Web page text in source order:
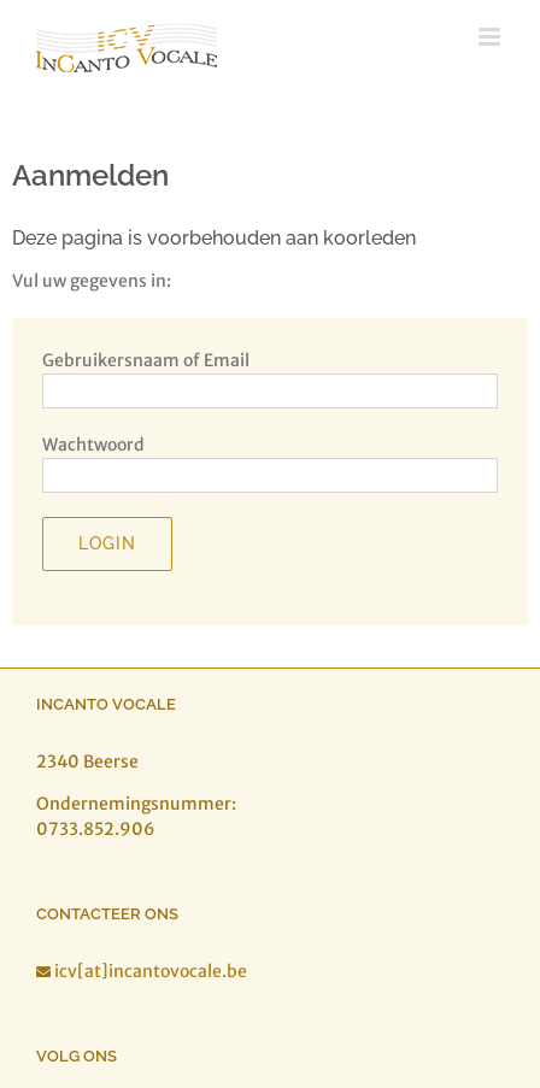
inhoud
Aanmelden
Deze pagina is voorbehouden aan koorleden
Vul uw gegevens in:
Gebruikersnaam of Email
Wachtwoord
LOGIN
INCANTO VOCALE
2340 Beerse
Ondernemingsnummer:
0733.852.906
CONTACTEER ONS
 icv[at]incantovocale.be
VOLG ONS